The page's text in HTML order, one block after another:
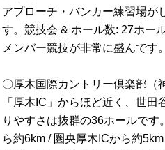
アプローチ・バンカー練習場が
す。競技会 & ホール数: 27ホー
メンバー競技が非常に盛んです
〇厚木国際カントリー倶楽部（
「厚木IC」からほど近く、世
りやすさは抜群の36ホールです
ら約6km / 圏央厚木ICから約